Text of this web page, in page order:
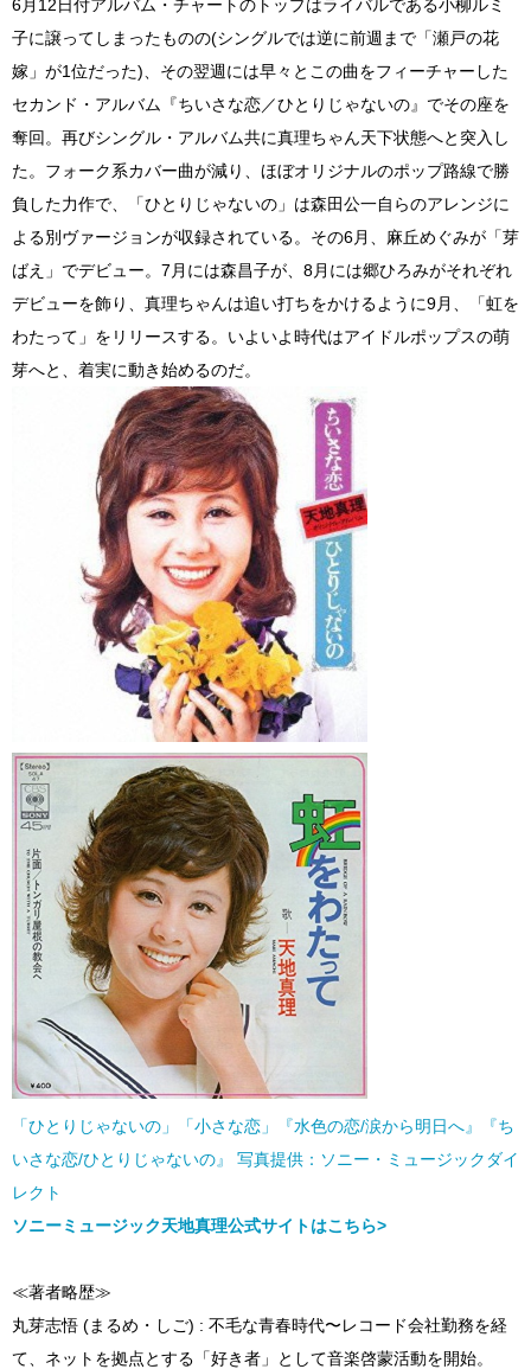
6月12日付アルバム・チャートのトップはライバルである小柳ルミ
子に譲ってしまったものの(シングルでは逆に前週まで「瀬戸の花
嫁」が1位だった)、その翌週には早々とこの曲をフィーチャーした
セカンド・アルバム『ちいさな恋／ひとりじゃないの』でその座を
奪回。再びシングル・アルバム共に真理ちゃん天下状態へと突入し
た。フォーク系カバー曲が減り、ほぼオリジナルのポップ路線で勝
負した力作で、「ひとりじゃないの」は森田公一自らのアレンジに
よる別ヴァージョンが収録されている。その6月、麻丘めぐみが「芽
ばえ」でデビュー。7月には森昌子が、8月には郷ひろみがそれぞれ
デビューを飾り、真理ちゃんは追い打ちをかけるように9月、「虹を
わたって」をリリースする。いよいよ時代はアイドルポップスの萌
芽へと、着実に動き始めるのだ。
「ひとりじゃないの」「小さな恋」『水色の恋/涙から明日へ』『ち
いさな恋/ひとりじゃないの』 写真提供：ソニー・ミュージックダイ
レクト
ソニーミュージック天地真理公式サイトはこちら>
≪著者略歴≫
丸芽志悟 (まるめ・しご) : 不毛な青春時代〜レコード会社勤務を経
て、ネットを拠点とする「好き者」として音楽啓蒙活動を開始。